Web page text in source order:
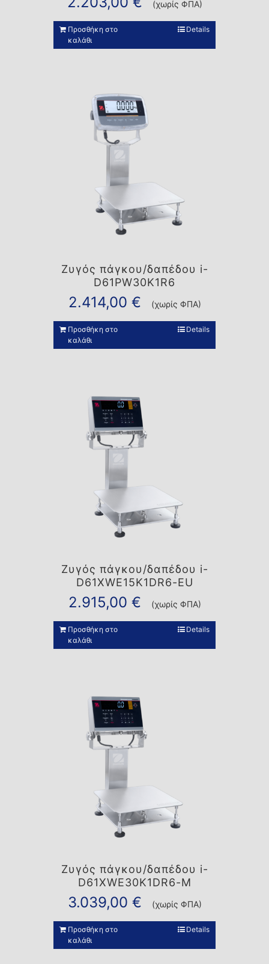
(χωρίς ΦΠΑ)
Προσθήκη στο
καλάθι
Details
Ζυγός πάγκου/δαπέδου i-
D61PW30K1R6
2.414,00 € (χωρίς ΦΠΑ)
Προσθήκη στο
καλάθι
Details
Ζυγός πάγκου/δαπέδου i-
D61XWE15K1DR6-EU
2.915,00 € (χωρίς ΦΠΑ)
Προσθήκη στο
καλάθι
Details
Ζυγός πάγκου/δαπέδου i-
D61XWE30K1DR6-M
3.039,00 € (χωρίς ΦΠΑ)
Προσθήκη στο
καλάθι
Details